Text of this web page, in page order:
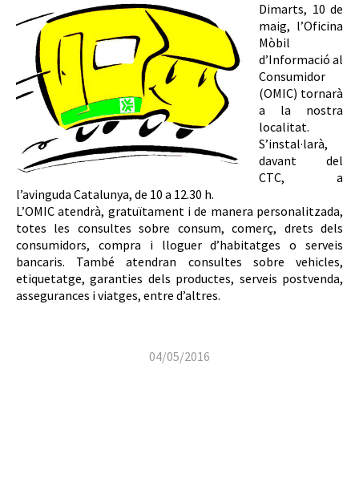
Dimarts, 10 de
maig, l’Oficina
Mòbil
d’Informació al
Consumidor
(OMIC) tornarà
a la nostra
localitat.
S’instal·larà,
davant del
CTC, a
l’avinguda Catalunya, de 10 a 12.30 h.
L’OMIC atendrà, gratuïtament i de manera personalitzada,
totes les consultes sobre consum, comerç, drets dels
consumidors, compra i lloguer d’habitatges o serveis
bancaris. També atendran consultes sobre vehicles,
etiquetatge, garanties dels productes, serveis postvenda,
assegurances i viatges, entre d’altres.
04/05/2016